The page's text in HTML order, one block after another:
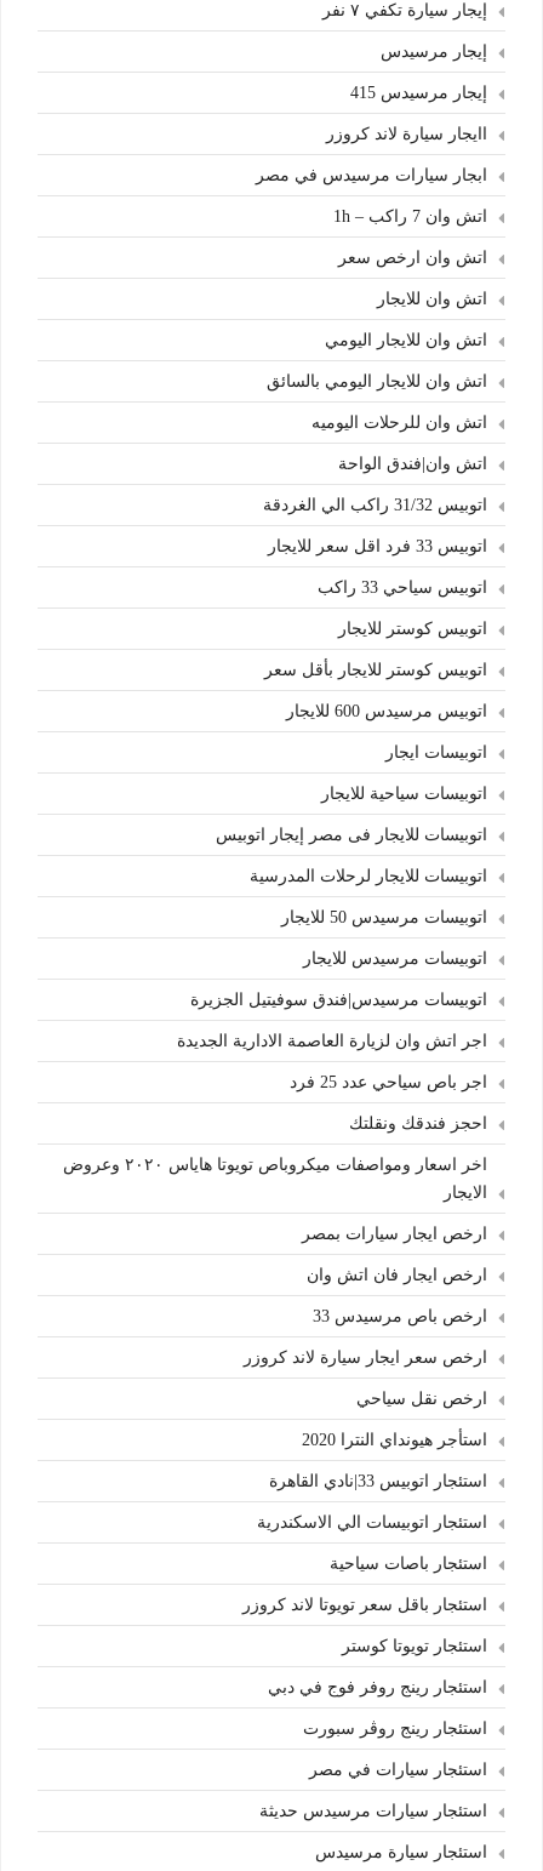
إيجار سيارة تكفي ٧ نفر
إيجار مرسيدس
إيجار مرسيدس 415
اايجار سيارة لاند كروزر
ابجار سيارات مرسيدس في مصر
اتش وان 7 راكب – 1h
اتش وان ارخص سعر
اتش وان للايجار
اتش وان للايجار اليومي
اتش وان للايجار اليومي بالسائق
اتش وان للرحلات اليوميه
اتش وان|فندق الواحة
اتوبيس 31/32 راكب الي الغردقة
اتوبيس 33 فرد اقل سعر للايجار
اتوبيس سياحي 33 راكب
اتوبيس كوستر للايجار
اتوبيس كوستر للايجار بأقل سعر
اتوبيس مرسيدس 600 للايجار
اتوبيسات ايجار
اتوبيسات سياحية للايجار
اتوبيسات للايجار فى مصر إيجار اتوبيس
اتوبيسات للايجار لرحلات المدرسية
اتوبيسات مرسيدس 50 للايجار
اتوبيسات مرسيدس للايجار
اتوبيسات مرسيدس|فندق سوفيتيل الجزيرة
اجر اتش وان لزيارة العاصمة الادارية الجديدة
اجر باص سياحي عدد 25 فرد
احجز فندقك ونقلتك
اخر اسعار ومواصفات ميكروباص تويوتا هاياس ٢٠٢٠ وعروض
الايجار
ارخص ايجار سيارات بمصر
ارخص ايجار فان اتش وان
ارخص باص مرسيدس 33
ارخص سعر ايجار سيارة لاند كروزر
ارخص نقل سياحي
استأجر هيونداي النترا 2020
استئجار اتوبيس 33|نادي القاهرة
استئجار اتوبيسات الي الاسكندرية
استئجار باصات سياحية
استئجار باقل سعر تويوتا لاند كروزر
استئجار تويوتا كوستر
استئجار رينج روفر فوج في دبي
استئجار رينج روڤر سبورت
استئجار سيارات في مصر
استئجار سيارات مرسيدس حديثة
استئجار سيارة مرسيدس